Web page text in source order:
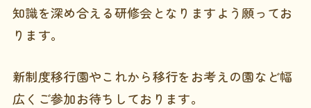
知識を深め合える研修会となりますよう願ってお
ります。
新制度移行園やこれから移行をお考えの園など幅
広くご参加お待ちしております。